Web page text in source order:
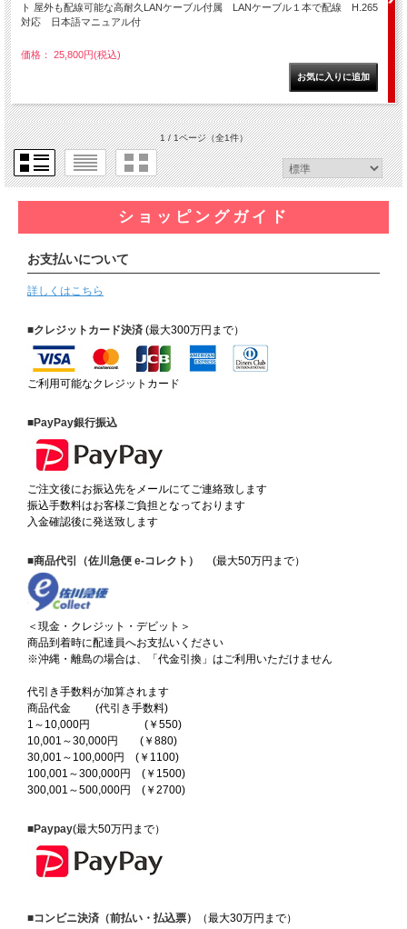
ト 屋外も配線可能な高耐久LANケーブル付属 LANケーブル１本で配線 H.265
対応 日本語マニュアル付
価格： 25,800円(税込)
1 / 1ページ（全1件）
ショッピングガイド
お支払いについて
詳しくはこちら
■クレジットカード決済 (最大300万円まで）
ご利用可能なクレジットカード
■PayPay銀行振込
ご注文後にお振込先をメールにてご連絡致します
振込手数料はお客様ご負担となっております
入金確認後に発送致します
■商品代引（佐川急便 e-コレクト） (最大50万円まで）
＜現金・クレジット・デビット＞
商品到着時に配達員へお支払いください
※沖縄・離島の場合は、「代金引換」はご利用いただけません
代引き手数料が加算されます
商品代金 (代引き手数料)
1～10,000円 (￥550)
10,001～30,000円 (￥880)
30,001～100,000円 (￥1100)
100,001～300,000円 (￥1500)
300,001～500,000円 (￥2700)
■Paypay(最大50万円まで）
■コンビニ決済（前払い・払込票）
（最大30万円まで）